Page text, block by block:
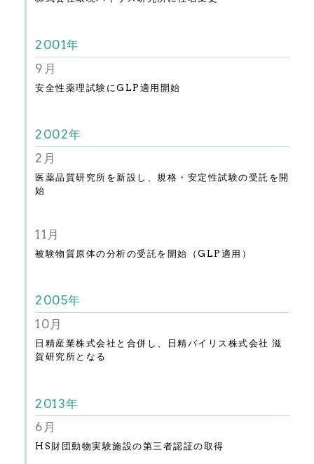
2001年
9月
安全性薬理試験にGLP適用開始
2002年
2月
医薬品質研究所を新設し、規格・安定性試験の受託を開
始
11月
被験物質原体の分析の受託を開始（GLP適用）
2005年
10月
日精産業株式会社と合併し、日精バイリス株式会社 滋
賀研究所となる
2013年
6月
HS財団動物実験施設の第三者認証の取得